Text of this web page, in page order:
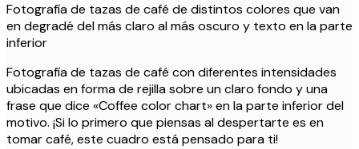
Fotografía de tazas de café de distintos colores que van
en degradé del más claro al más oscuro y texto en la parte
inferior
Fotografía de tazas de café con diferentes intensidades
ubicadas en forma de rejilla sobre un claro fondo y una
frase que dice «Coffee color chart» en la parte inferior del
motivo. ¡Si lo primero que piensas al despertarte es en
tomar café, este cuadro está pensado para ti!